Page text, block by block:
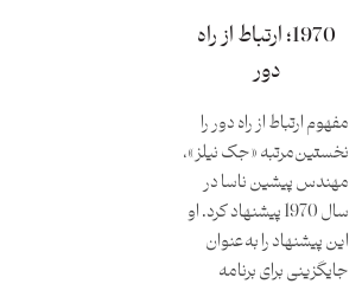
1970؛ ارتباط از راه
دور
مفهوم ارتباط از راه دور را
نخستین‌مرتبه «جک نیلز»،
مهندس پیشین ناسا در
سال 1970 پیشنهاد کرد. او
این پیشنهاد را به‌عنوان
جایگزینی برای برنامه